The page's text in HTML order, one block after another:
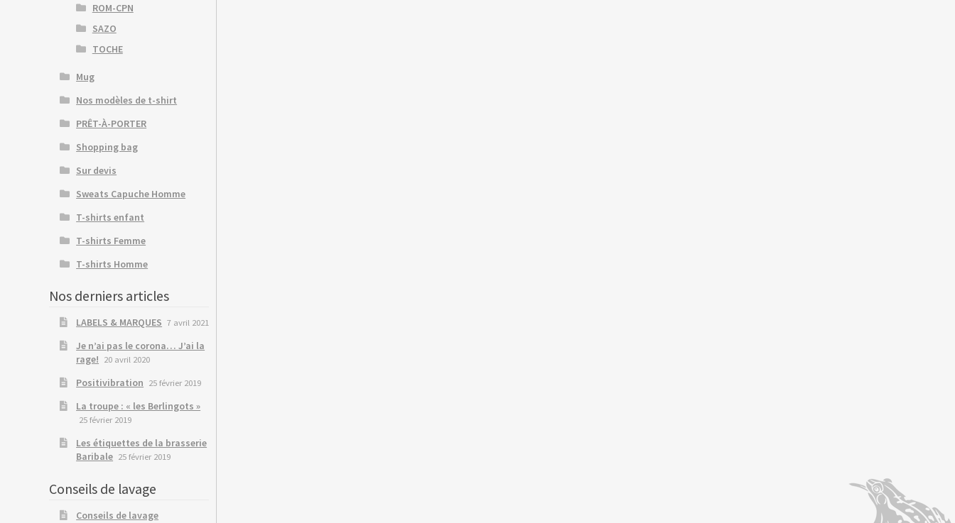
ROM-CPN
SAZO
TOCHE
Mug
Nos modèles de t-shirt
PRÊT-À-PORTER
Shopping bag
Sur devis
Sweats Capuche Homme
T-shirts enfant
T-shirts Femme
T-shirts Homme
Nos derniers articles
LABELS & MARQUES 7 avril 2021
Je n’ai pas le corona… J’ai la
rage! 20 avril 2020
Positivibration 25 février 2019
La troupe : « les Berlingots »
25 février 2019
Les étiquettes de la brasserie
Baribale 25 février 2019
Conseils de lavage
Conseils de lavage